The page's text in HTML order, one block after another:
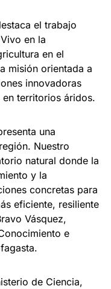
el trabajo
en la
en el
misión orientada a
innovadoras
territorios áridos.
una
Nuestro
natural donde la
y la
concretas para
eficiente, resiliente
Vásquez,
e
de Ciencia,